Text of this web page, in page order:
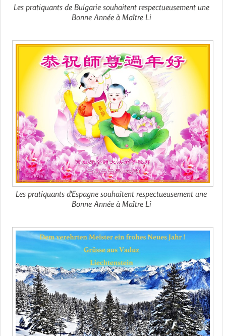
Les pratiquants de Bulgarie souhaitent respectueusement une
Bonne Année à Maître Li
Les pratiquants d'Espagne souhaitent respectueusement une
Bonne Année à Maître Li